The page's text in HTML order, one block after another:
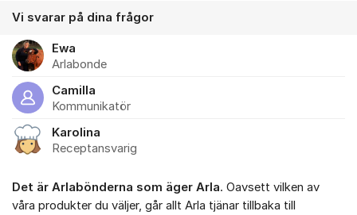
Vi svarar på dina frågor
Ewa
Arlabonde
Camilla
Kommunikatör
Karolina
Receptansvarig
Det är Arlabönderna som äger Arla. Oavsett vilken av
våra produkter du väljer, går allt Arla tjänar tillbaka till